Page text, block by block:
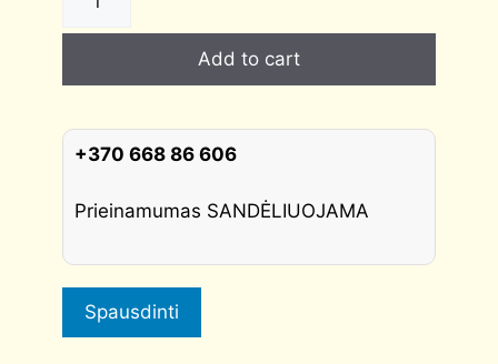
Vinelli
(magnetinė),
žalvaris
Add to cart
+370 668 86 606
Prieinamumas SANDĖLIUOJAMA
Spausdinti